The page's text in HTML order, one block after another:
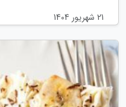
21 شهریور 1404